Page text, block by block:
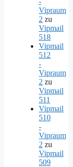
Vipraum
2 zu
Vipmail
518
Vipmail
512
-
Vipraum
2 zu
Vipmail
511
Vipmail
510
-
Vipraum
2 zu
Vipmail
509